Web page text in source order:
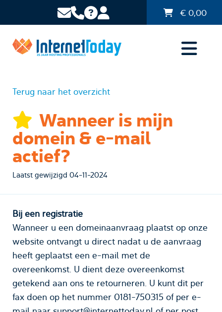
€ 0,00
Terug naar het overzicht
domein & e-mail
actief?
Laatst gewijzigd 04-11-2024
Bij een registratie
Wanneer u een domeinaanvraag plaatst op onze
website ontvangt u direct nadat u de aanvraag
heeft geplaatst een e-mail met de
overeenkomst. U dient deze overeenkomst
getekend aan ons te retourneren. U kunt dit per
fax doen op het nummer 0181-750315 of per e-